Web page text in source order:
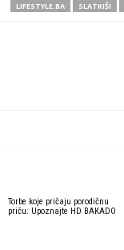
LIFESTYLE.BA
SLATKIŠI
Torbe koje pričaju porodičnu
priču: Upoznajte HD BAKADO